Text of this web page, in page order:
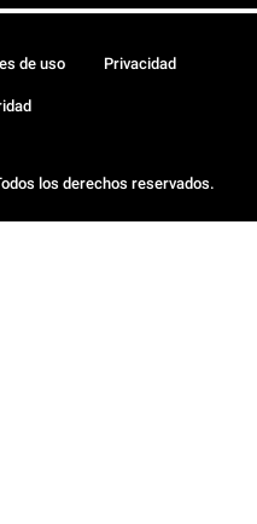
los derechos reservados.
de uso Privacidad